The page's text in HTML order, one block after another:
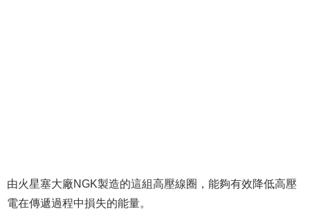
由火星塞大廠NGK製造的這組高壓線圈，能夠有效降低高壓
電在傳遞過程中損失的能量。